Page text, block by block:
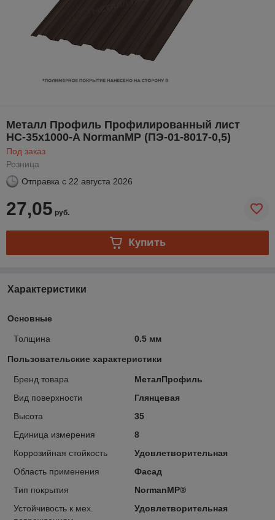
Металл Профиль Профилированный лист
НС-35x1000-A NormanMP (ПЭ-01-8017-0,5)
Под заказ
Розница
Отправка с 22 августа 2026
27,05 руб.
Купить
Характеристики
Основные
Толщина 0.5 мм
Пользовательские характеристики
Бренд товара
МеталПрофиль
Вид поверхности
Глянцевая
Высота
35
Единица измерения
8
Коррозийная стойкость
Удовлетворительная
Область применения
Фасад
Тип покрытия
NormanMP®
Устойчивость к мех.
Удовлетворительная